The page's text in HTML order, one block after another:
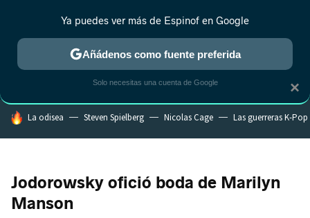
ESTRENOS REALITY ANIME RANKINGS CINE
HOY SE HABLA DE
La odisea Steven Spielberg Nicolas Cage Las guerreras K-Pop
Jodorowsky ofició boda de Marilyn
Manson
×
Ya puedes ver más de Espinof en Google
Añádenos como fuente preferida
Solo necesitas una cuenta de Google